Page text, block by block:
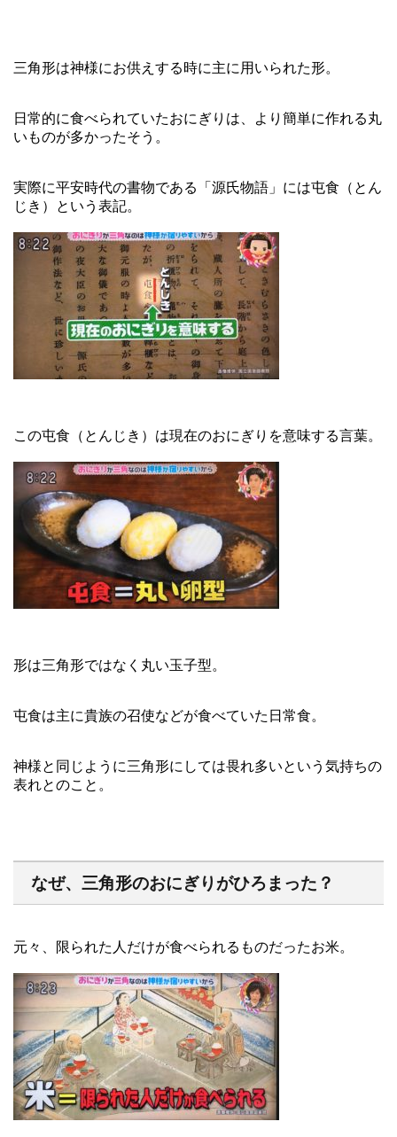
三角形は神様にお供えする時に主に用いられた形。
日常的に食べられていたおにぎりは、より簡単に作れる丸
いものが多かったそう。
実際に平安時代の書物である「源氏物語」には屯食（とん
じき）という表記。
この屯食（とんじき）は現在のおにぎりを意味する言葉。
形は三角形ではなく丸い玉子型。
屯食は主に貴族の召使などが食べていた日常食。
神様と同じように三角形にしては畏れ多いという気持ちの
表れとのこと。
なぜ、三角形のおにぎりがひろまった？
元々、限られた人だけが食べられるものだったお米。